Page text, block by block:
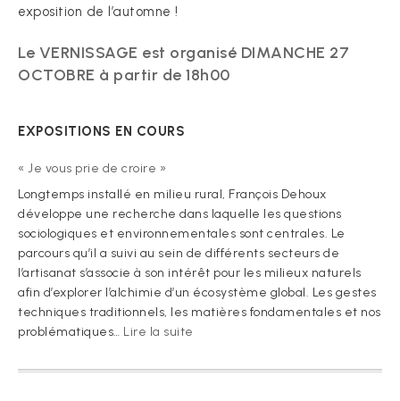
exposition de l’automne !
Le VERNISSAGE est organisé DIMANCHE 27
OCTOBRE à partir de 18h00
EXPOSITIONS EN COURS
« Je vous prie de croire »
Longtemps installé en milieu rural, François Dehoux
développe une recherche dans laquelle les questions
sociologiques et environnementales sont centrales. Le
parcours qu’il a suivi au sein de différents secteurs de
l’artisanat s’associe à son intérêt pour les milieux naturels
afin d’explorer l’alchimie d’un écosystème global. Les gestes
techniques traditionnels, les matières fondamentales et nos
problématiques… Lire la suite
vous